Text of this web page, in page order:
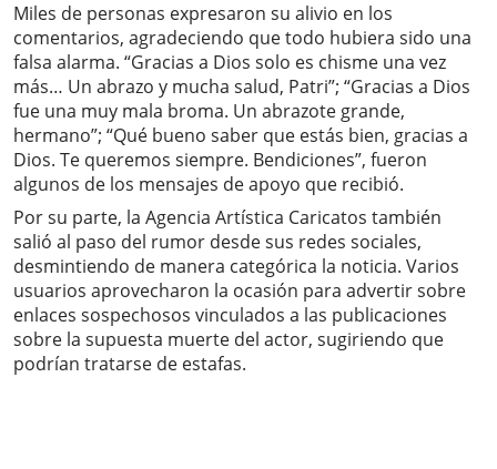
Miles de personas expresaron su alivio en los
comentarios, agradeciendo que todo hubiera sido una
falsa alarma. “Gracias a Dios solo es chisme una vez
más… Un abrazo y mucha salud, Patri”; “Gracias a Dios
fue una muy mala broma. Un abrazote grande,
hermano”; “Qué bueno saber que estás bien, gracias a
Dios. Te queremos siempre. Bendiciones”, fueron
algunos de los mensajes de apoyo que recibió.
Por su parte, la Agencia Artística Caricatos también
salió al paso del rumor desde sus redes sociales,
desmintiendo de manera categórica la noticia. Varios
usuarios aprovecharon la ocasión para advertir sobre
enlaces sospechosos vinculados a las publicaciones
sobre la supuesta muerte del actor, sugiriendo que
podrían tratarse de estafas.